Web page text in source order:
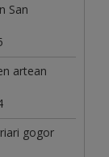
San
artean
gogor